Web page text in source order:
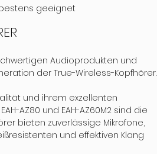
geeignet
Audioprodukten und
der True-Wireless-Kopfhörer.
und ihrem exzellenten
AZ80 und EAH-AZ60M2 sind die
bieten zuverlässige Mikrofone,
und effektiven Klang